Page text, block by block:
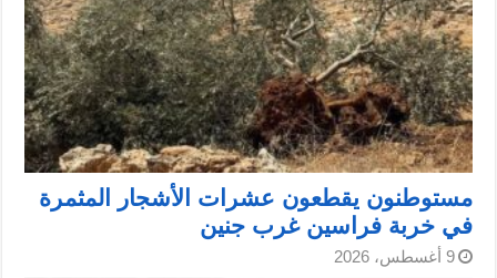
مستوطنون يقطعون عشرات الأشجار المثمرة
في خربة فراسين غرب جنين
9 أغسطس، 2026